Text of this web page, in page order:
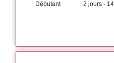
Débutant 2 jours -